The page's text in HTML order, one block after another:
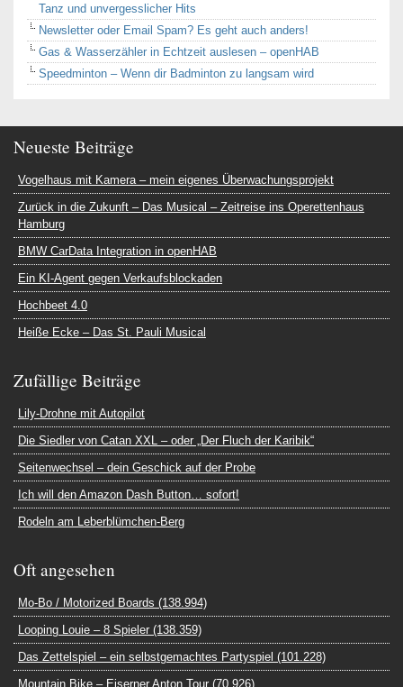
Tanz und unvergesslicher Hits
Newsletter oder Email Spam? Es geht auch anders!
Gas & Wasserzähler in Echtzeit auslesen – openHAB
Speedminton – Wenn dir Badminton zu langsam wird
Neueste Beiträge
Vogelhaus mit Kamera – mein eigenes Überwachungsprojekt
Zurück in die Zukunft – Das Musical – Zeitreise ins Operettenhaus
Hamburg
BMW CarData Integration in openHAB
Ein KI-Agent gegen Verkaufsblockaden
Hochbeet 4.0
Heiße Ecke – Das St. Pauli Musical
Zufällige Beiträge
Lily-Drohne mit Autopilot
Die Siedler von Catan XXL – oder „Der Fluch der Karibik“
Seitenwechsel – dein Geschick auf der Probe
Ich will den Amazon Dash Button… sofort!
Rodeln am Leberblümchen-Berg
Oft angesehen
Mo-Bo / Motorized Boards (138.994)
Looping Louie – 8 Spieler (138.359)
Das Zettelspiel – ein selbstgemachtes Partyspiel (101.228)
Mountain Bike – Eiserner Anton Tour (70.926)